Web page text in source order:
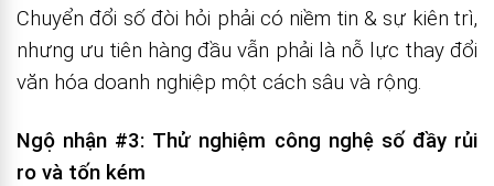
Chuyển đổi số đòi hỏi phải có niềm tin & sự kiên trì,
nhưng ưu tiên hàng đầu vẫn phải là nỗ lực thay đổi
văn hóa doanh nghiệp một cách sâu và rộng.
Ngộ nhận #3: Thử nghiệm công nghệ số đầy rủi
ro và tốn kém